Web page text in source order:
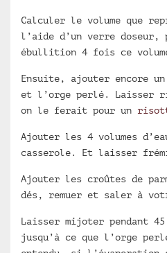
Calculer le volume que
l’aide d’un verre doseur,
ébullition 4 fois ce
Ensuite, ajouter encore
et l’orge perlé. Laisser
on le ferait pour un
Ajouter les 4 volumes
casserole. Et laisser
Ajouter les croûtes de
dés, remuer et saler à
Laisser mijoter pendant
jusqu’à ce que l’orge